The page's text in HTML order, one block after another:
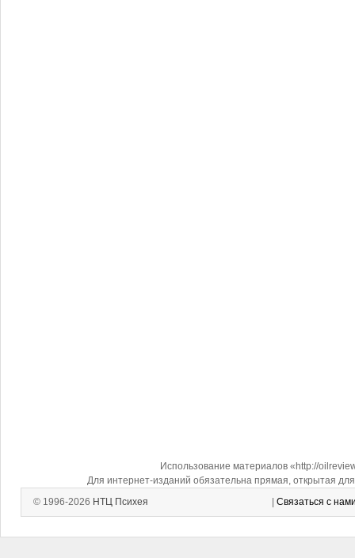
Использование материалов «http://
Для интернет-изданий обязательна прямая, открытая
© 1996-2026 НТЦ Психея Связаться с